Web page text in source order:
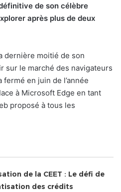
de son célèbre
après plus de deux
dernière moitié de son
sur le marché des navigateurs
en juin de l’année
à Microsoft Edge en tant
proposé à tous les
de la CEET : Le défi de
des crédits